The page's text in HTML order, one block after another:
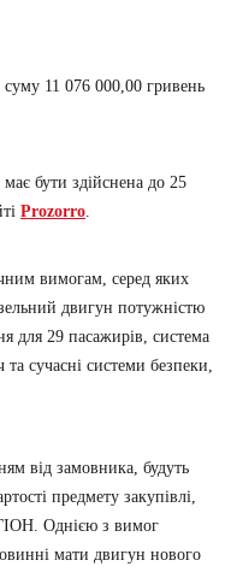
11 076 000,00 гривень
бути здійснена до 25
Prozorro
вимогам, серед яких
двигун потужністю
для 29 пасажирів, система
сучасні системи безпеки,
від замовника, будуть
предмету закупівлі,
Однією з вимог
мати двигун нового